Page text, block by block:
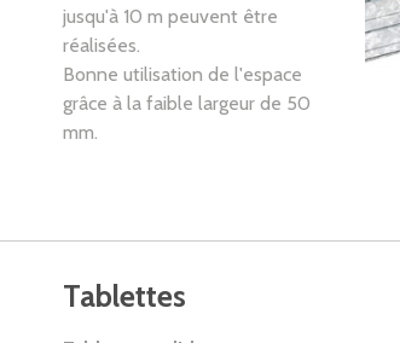
jusqu'à 10 m peuvent être
réalisées.
Bonne utilisation de l'espace
grâce à la faible largeur de 50
mm.
Tablettes